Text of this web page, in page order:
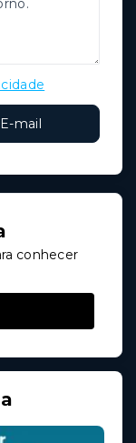
E-mail
conhecer